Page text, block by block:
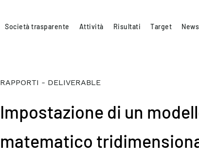
Società trasparente Attività Risultati Target News
RAPPORTI - DELIVERABLE
Impostazione di un
matematico